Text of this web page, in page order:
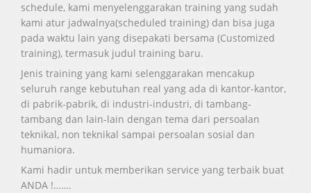
schedule, kami menyelenggarakan training yang sudah
kami atur jadwalnya(scheduled training) dan bisa juga
pada waktu lain yang disepakati bersama (Customized
training), termasuk judul training baru.
Jenis training yang kami selenggarakan mencakup
seluruh range kebutuhan real yang ada di kantor-kantor,
di pabrik-pabrik, di industri-industri, di tambang-
tambang dan lain-lain dengan tema dari persoalan
teknikal, non teknikal sampai persoalan sosial dan
humaniora.
Kami hadir untuk memberikan service yang terbaik buat
ANDA !…….